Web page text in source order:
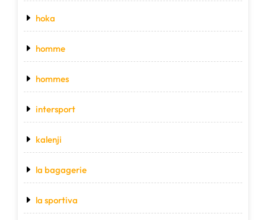
hoka
homme
hommes
intersport
kalenji
la bagagerie
la sportiva